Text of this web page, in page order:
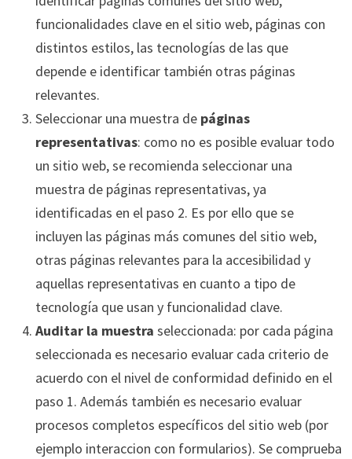
funcionalidades clave en el sitio web, páginas con
distintos estilos, las tecnologías de las que
depende e identificar también otras páginas
relevantes.
Seleccionar una muestra de páginas
representativas: como no es posible evaluar todo
un sitio web, se recomienda seleccionar una
muestra de páginas representativas, ya
identificadas en el paso 2. Es por ello que se
incluyen las páginas más comunes del sitio web,
otras páginas relevantes para la accesibilidad y
aquellas representativas en cuanto a tipo de
tecnología que usan y funcionalidad clave.
Auditar la muestra seleccionada: por cada página
seleccionada es necesario evaluar cada criterio de
acuerdo con el nivel de conformidad definido en el
paso 1. Además también es necesario evaluar
procesos completos específicos del sitio web (por
ejemplo interaccion con formularios). Se comprueba